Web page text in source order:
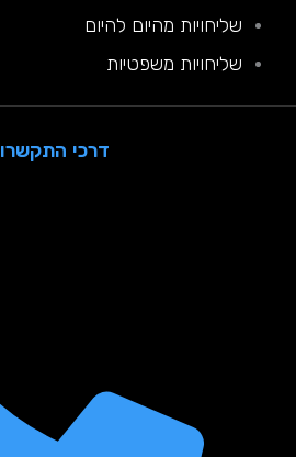
שליחויות מהיום להיום
שליחויות משפטיות
דרכי התקשרות